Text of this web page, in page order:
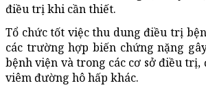
điều trị khi cần thiết.
Tổ chức tốt việc thu dung điều trị
các trường hợp biến chứng nặng
bệnh viện và trong các cơ sở điều
viêm đường hô hấp khác.